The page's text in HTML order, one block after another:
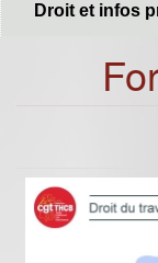
Droit et infos